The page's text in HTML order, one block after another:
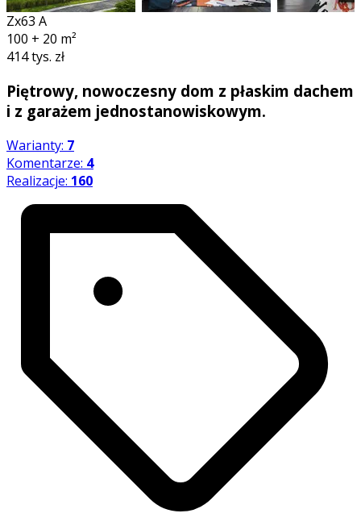
Zx63 A
100 + 20 m²
414 tys. zł
Piętrowy, nowoczesny dom z płaskim dachem
i z garażem jednostanowiskowym.
Warianty: 7
Komentarze: 4
Realizacje: 160